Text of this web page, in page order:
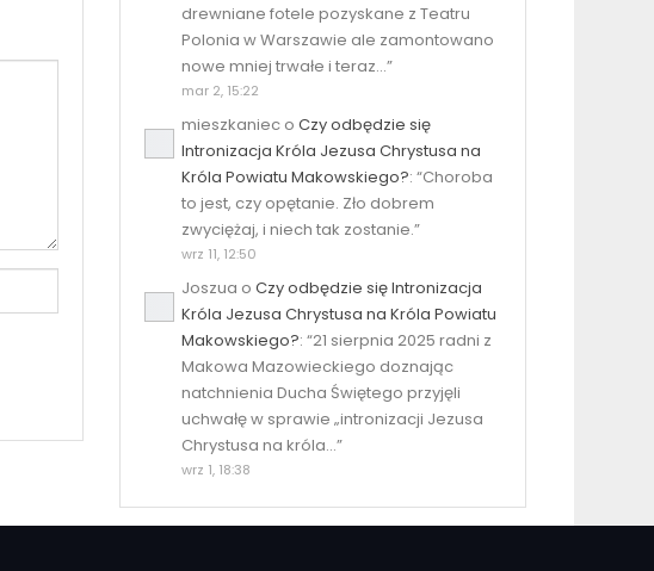
drewniane fotele pozyskane z Teatru
Polonia w Warszawie ale zamontowano
nowe mniej trwałe i teraz…”
mar 2, 15:22
mieszkanieco Czy odbędzie się
Intronizacja Króla Jezusa Chrystusa na
Króla Powiatu Makowskiego?: “Choroba
to jest, czy opętanie. Zło dobrem
zwyciężaj, i niech tak zostanie.”
wrz 11, 12:50
Joszua o Czy odbędzie się Intronizacja
Króla Jezusa Chrystusa na Króla Powiatu
Makowskiego?: “21 sierpnia 2025 radni z
Makowa Mazowieckiego doznając
natchnienia Ducha Świętego przyjęli
uchwałę w sprawie „intronizacji Jezusa
Chrystusa na króla…”
wrz 1, 18:38